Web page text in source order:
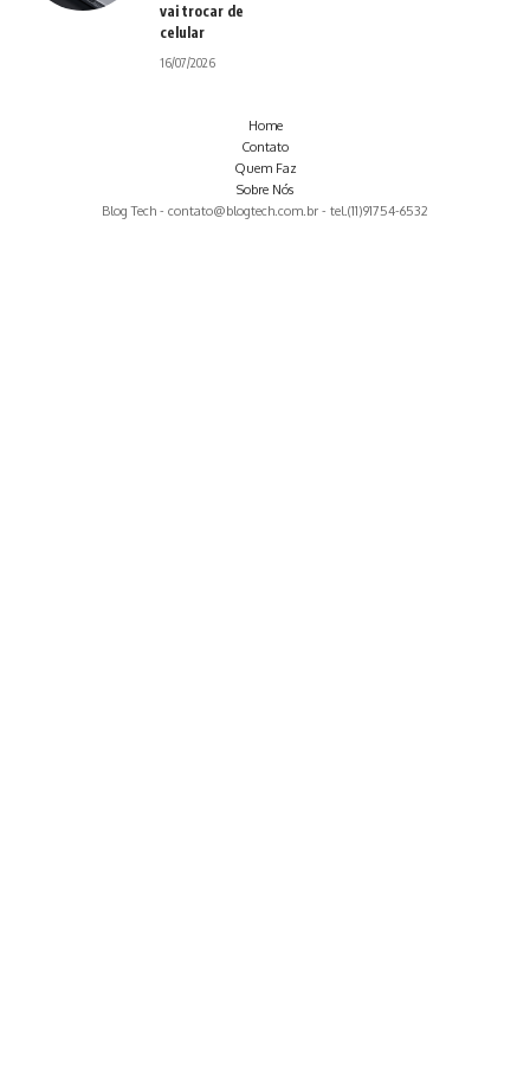
vai trocar de
celular
16/07/2026
Blog Tech - contato@blogtech.com.br - tel.(11)91754-6532
Home
Contato
Quem Faz
Sobre Nós